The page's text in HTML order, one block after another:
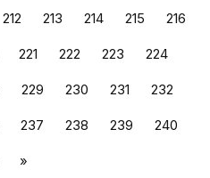
212 213 214 215 216
221 222 223 224
229 230 231 232
237 238 239 240
»